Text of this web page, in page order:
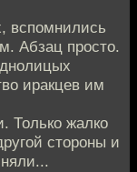
вспомнились
Абзац просто.
иракцев им
Только жалко
стороны и